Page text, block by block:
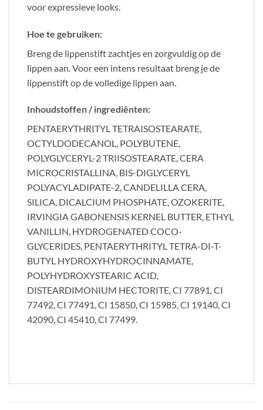
voor expressieve looks.
Hoe te gebruiken:
Breng de lippenstift zachtjes en zorgvuldig op de
lippen aan. Voor een intens resultaat breng je de
lippenstift op de volledige lippen aan.
Inhoudstoffen / ingrediënten:
PENTAERYTHRITYL TETRAISOSTEARATE,
OCTYLDODECANOL, POLYBUTENE,
POLYGLYCERYL-2 TRIISOSTEARATE, CERA
MICROCRISTALLINA, BIS-DIGLYCERYL
POLYACYLADIPATE-2, CANDELILLA CERA,
SILICA, DICALCIUM PHOSPHATE, OZOKERITE,
IRVINGIA GABONENSIS KERNEL BUTTER, ETHYL
VANILLIN, HYDROGENATED COCO-
GLYCERIDES, PENTAERYTHRITYL TETRA-DI-T-
BUTYL HYDROXYHYDROCINNAMATE,
POLYHYDROXYSTEARIC ACID,
DISTEARDIMONIUM HECTORITE, CI 77891, CI
77492, CI 77491, CI 15850, CI 15985, CI 19140, CI
42090, CI 45410, CI 77499.